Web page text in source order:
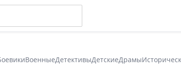
ВоенныеДетективыДетскиеДрамы